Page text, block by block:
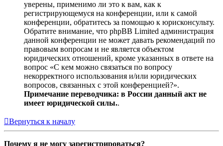
уверены, применимо ли это к вам, как к
регистрирующемуся на конференции, или к самой
конференции, обратитесь за помощью к юрисконсульту.
Обратите внимание, что phpBB Limited администрация
данной конференции не может давать рекомендаций по
правовым вопросам и не является объектом
юридических отношений, кроме указанных в ответе на
вопрос «С кем можно связаться по вопросу
некорректного использования и/или юридических
вопросов, связанных с этой конференцией?».
Примечание переводчика: в России данный акт не
имеет юридической силы..
Вернуться к началу
Почему я не могу зарегистрироваться?